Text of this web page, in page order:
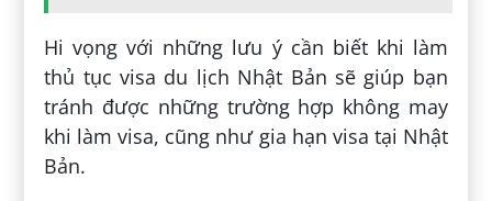
Hi vọng với những lưu ý cần biết khi làm
thủ tục visa du lịch Nhật Bản sẽ giúp bạn
tránh được những trường hợp không may
khi làm visa, cũng như gia hạn visa tại Nhật
Bản.